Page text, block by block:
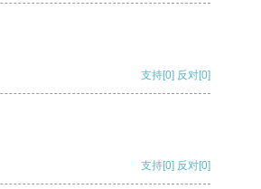
支持[0] 反对[0]
支持[0] 反对[0]